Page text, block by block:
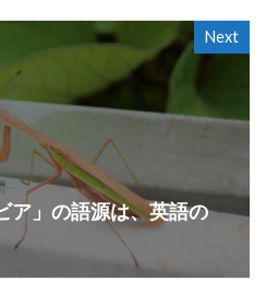
Next
ア」の語源は、英語の